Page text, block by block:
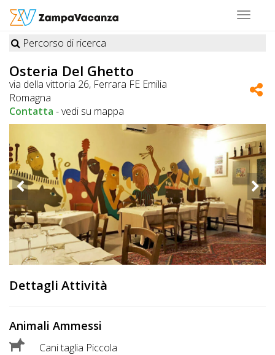
Toggle
STRUTTURE
A
DOG
LUOGHI
A
DOG
OFFERTE
A
DOG
Percorso di ricerca
Osteria Del Ghetto
via della vittoria 26, Ferrara FE Emilia
Romagna
Contatta -vedi su mappa
Dettagli Attività
Animali Ammessi
Cani taglia Piccola